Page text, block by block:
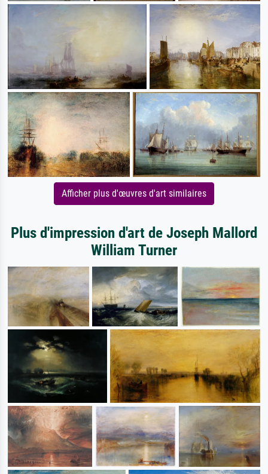
Afficher plus d'œuvres d'art similaires
Plus d'impression d'art de Joseph Mallord
William Turner